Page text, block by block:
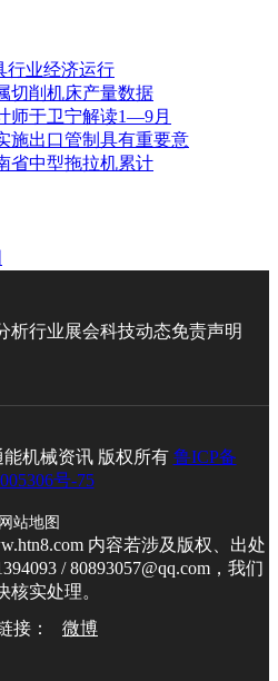
行业经济运行
切削机床产量数据
师于卫宁解读1—9月
施出口管制具有重要意
省中型拖拉机累计
析行业展会科技动态免责声明
机械资讯 版权所有 鲁ICP备
号-75
网站地图
内容若涉及版权、出处
/ 80893057@qq.com，我们
核实处理。
接：
微博